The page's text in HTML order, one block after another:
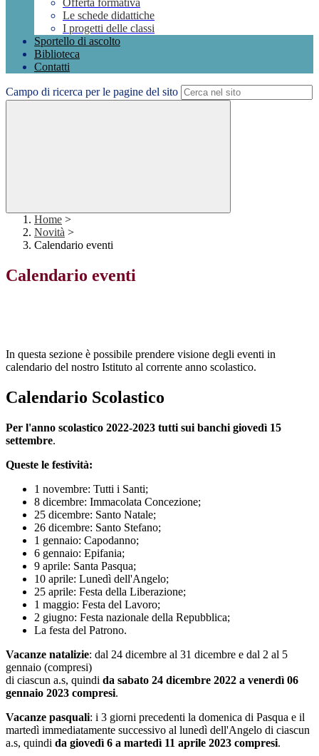
Offerta formativa
Le schede didattiche
I progetti delle classi
Sportello di ascolto
Biblioteca
Contatti
Campo di ricerca per le pagine del sito
Home >
Novità >
Calendario eventi
Calendario eventi
In questa sezione è possibile prendere visione degli eventi in
calendario del nostro Istituto al corrente anno scolastico.
Calendario Scolastico
Per l'anno scolastico 2022-2023 tutti sui banchi giovedì 15
settembre.
Queste le festività:
1 novembre: Tutti i Santi;
8 dicembre: Immacolata Concezione;
25 dicembre: Santo Natale;
26 dicembre: Santo Stefano;
1 gennaio: Capodanno;
6 gennaio: Epifania;
9 aprile: Santa Pasqua;
10 aprile: Lunedì dell'Angelo;
25 aprile: Festa della Liberazione;
1 maggio: Festa del Lavoro;
2 giugno: Festa nazionale della Repubblica;
La festa del Patrono.
Vacanze natalizie: dal 24 dicembre al 31 dicembre e dal 2 al 5
gennaio (compresi)
di ciascun a.s, quindi da sabato 24 dicembre 2022 a venerdì 06
gennaio 2023 compresi.
Vacanze pasquali: i 3 giorni precedenti la domenica di Pasqua e il
martedì immediatamente successivo al lunedì dell'Angelo di ciascun
a.s, quindi da giovedì 6 a martedì 11 aprile 2023 compresi.